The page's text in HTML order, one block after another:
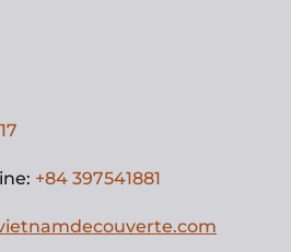
+84 397541881